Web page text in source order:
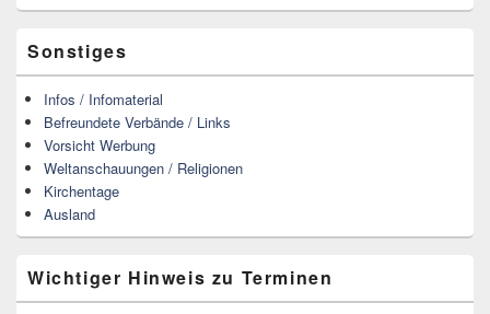
Sonstiges
Infos / Infomaterial
Befreundete Verbände / Links
Vorsicht Werbung
Weltanschauungen / Religionen
Kirchentage
Ausland
Wichtiger Hinweis zu Terminen